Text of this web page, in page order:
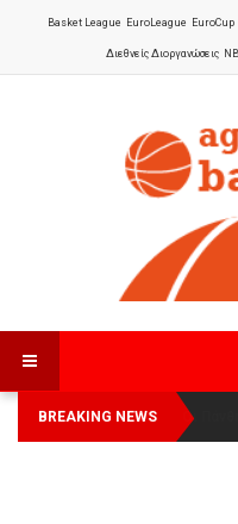
Basket League EuroLeague EuroCup
Διεθνείς Διοργανώσεις
BREAKING NEWS
Οι